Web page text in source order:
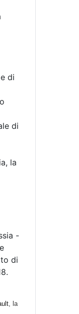
di
di
la
-
di
, la